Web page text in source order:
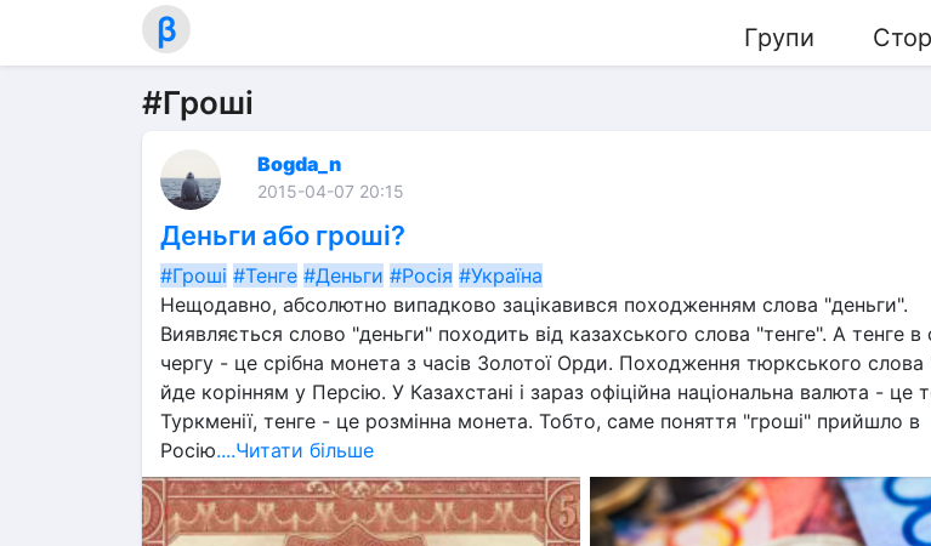
β Групи
#Гроші
Bogda_n
2015-04-07 20:15
Деньги або гроші?
#Гроші #Тенге #Деньги #Росія #Україна
Нещодавно, абсолютно випадково зацікавився походженням слова "деньги".
Виявляється слово "деньги" походить від казахського слова "тенге". А тенге в
чергу - це срібна монета з часів Золотої Орди. Походження тюркського слова
йде корінням у Персію. У Казахстані і зараз офіційна національна валюта - це
Туркменії, тенге - це розмінна монета. Тобто, саме поняття "гроші" прийшло в
Росію....Читати більше